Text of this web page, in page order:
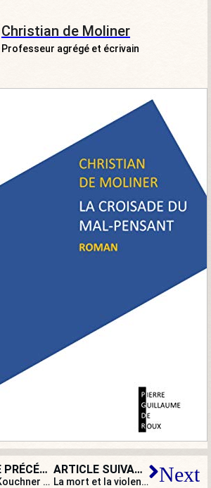
Christian de Moliner
Professeur agrégé et écrivain
ARTICLE PRÉCÉDENT
Bernard Kouchner et les quatre autres « médecins de la drogue » publient un livre accablant. Pour eux !
ARTICLE SUIVANT
La mort et la violence rôdent désormais dans nos villes et nos villages Next